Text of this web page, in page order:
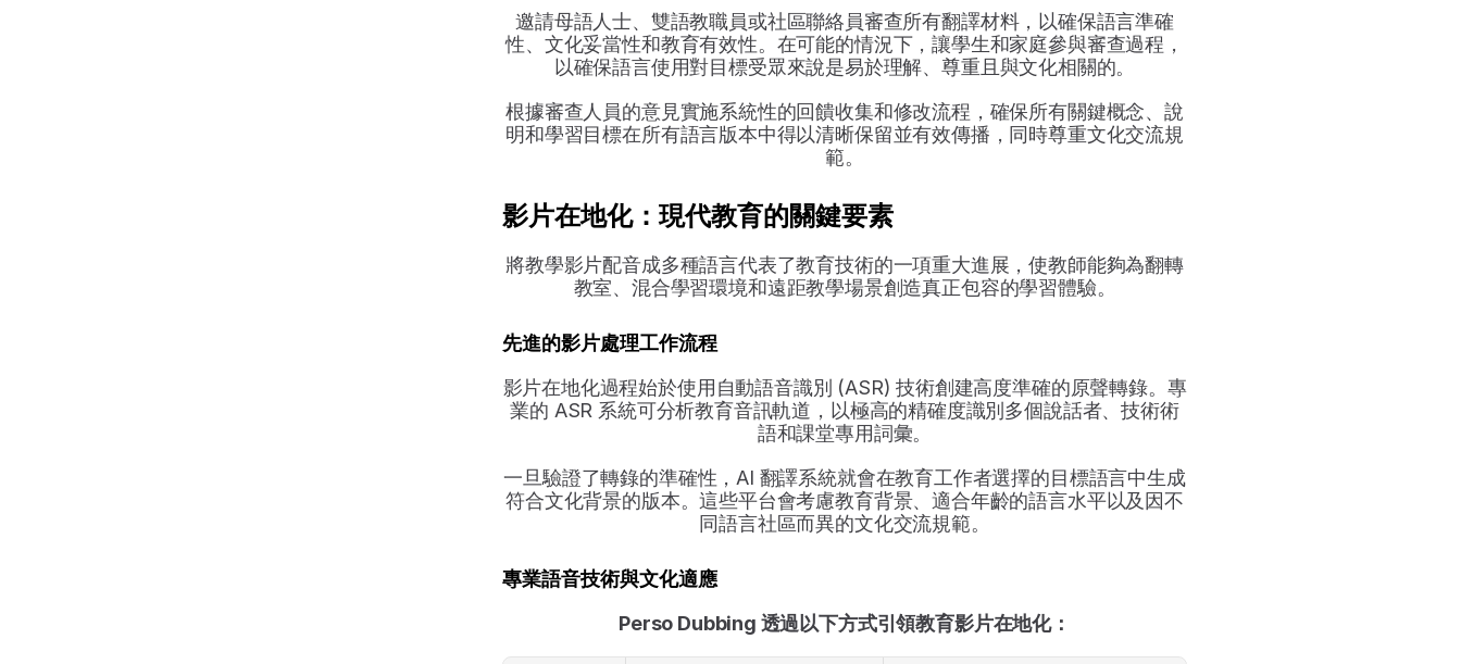
邀請母語人士、雙語教職員或社區聯絡員審查所有翻譯材料，以確保語言準確
性、文化妥當性和教育有效性。在可能的情況下，讓學生和家庭參與審查過程，
以確保語言使用對目標受眾來說是易於理解、尊重且與文化相關的。
根據審查人員的意見實施系統性的回饋收集和修改流程，確保所有關鍵概念、說
明和學習目標在所有語言版本中得以清晰保留並有效傳播，同時尊重文化交流規
範。
影片在地化：現代教育的關鍵要素
將教學影片配音成多種語言代表了教育技術的一項重大進展，使教師能夠為翻轉
教室、混合學習環境和遠距教學場景創造真正包容的學習體驗。
先進的影片處理工作流程
影片在地化過程始於使用自動語音識別 (ASR) 技術創建高度準確的原聲轉錄。專
業的 ASR 系統可分析教育音訊軌道，以極高的精確度識別多個說話者、技術術
語和課堂專用詞彙。
一旦驗證了轉錄的準確性，AI 翻譯系統就會在教育工作者選擇的目標語言中生成
符合文化背景的版本。這些平台會考慮教育背景、適合年齡的語言水平以及因不
同語言社區而異的文化交流規範。
專業語音技術與文化適應
Perso Dubbing 透過以下方式引領教育影片在地化：